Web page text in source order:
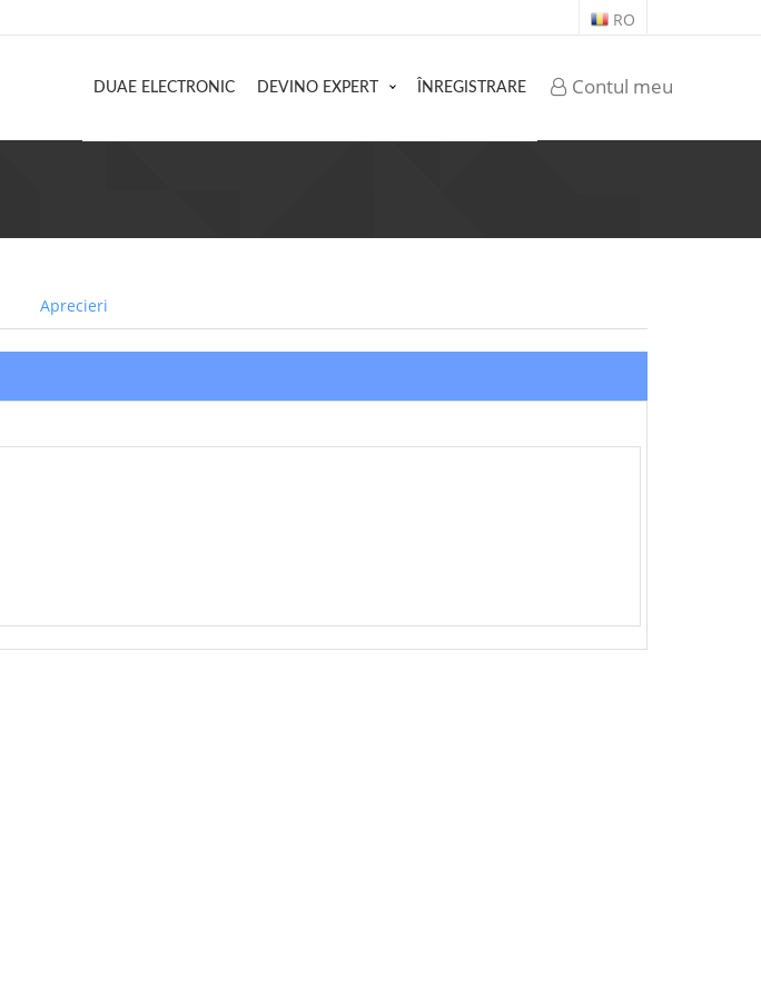
RO
Contul meu
DUAE ELECTRONIC DEVINO EXPERT ÎNREGISTRARE
Aprecieri